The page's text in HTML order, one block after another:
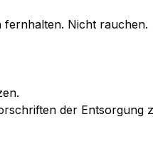
fernhalten. Nicht rauchen.
der Entsorgung